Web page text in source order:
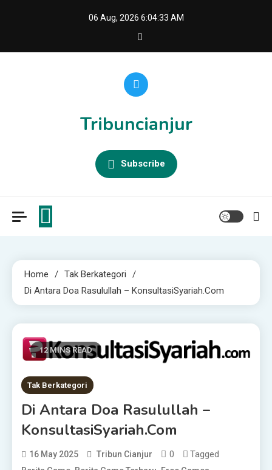
06 Aug, 2026 6:04:34 AM
Tribuncianjur
Subscribe
Home
Tak Berkategori
Di Antara Doa Rasulullah – KonsultasiSyariah.com
12 MINS READ
Tak Berkategori
Di Antara Doa Rasulullah –
KonsultasiSyariah.com
16 May 2025 Tribun Cianjur 0 Tagged